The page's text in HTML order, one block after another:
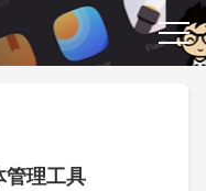
理工具